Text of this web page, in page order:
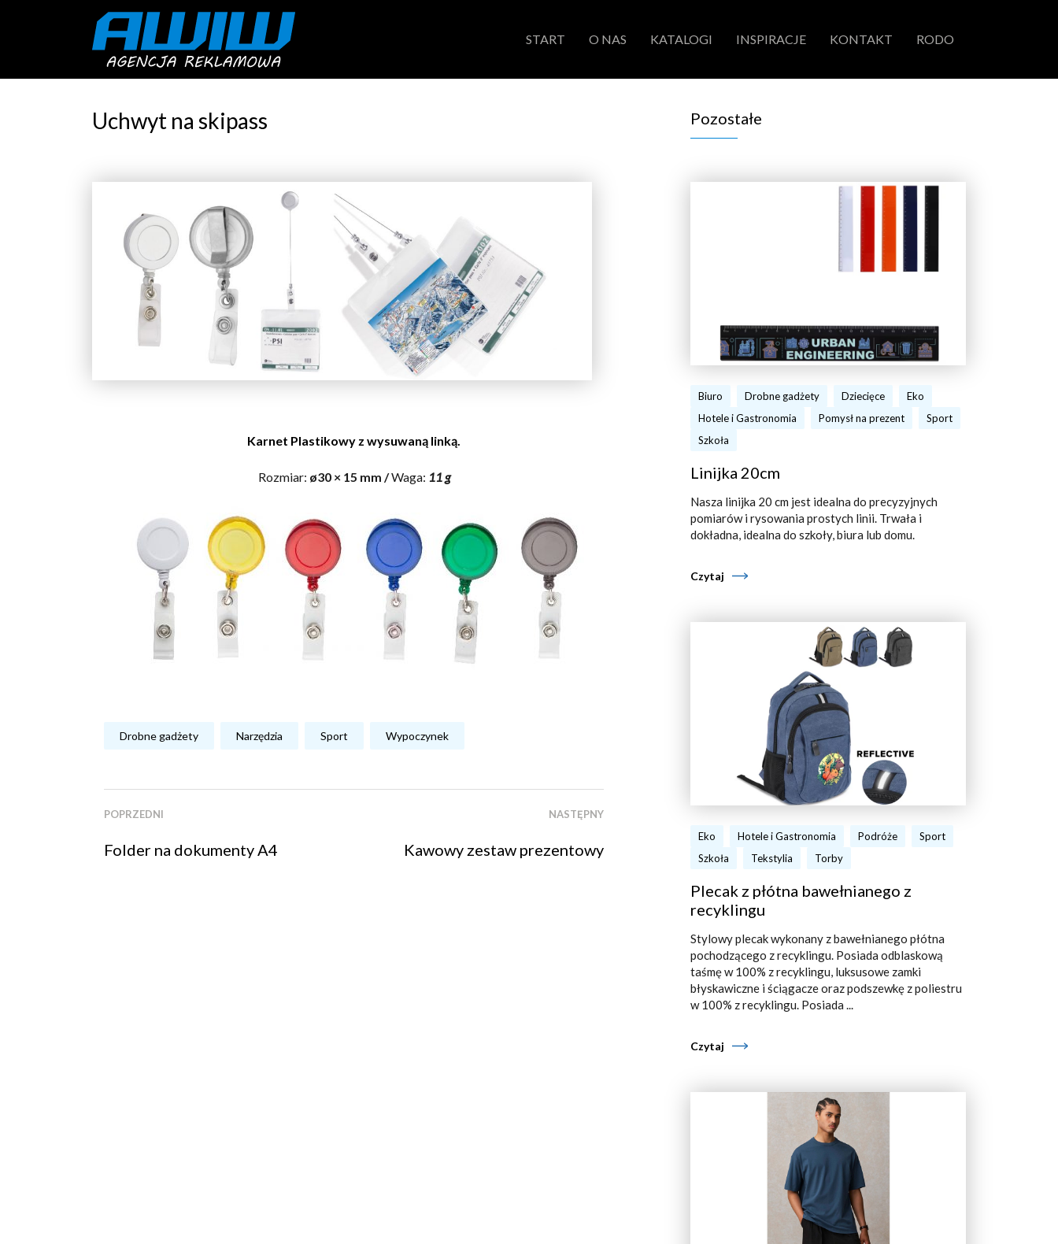
START O NAS KATALOGI INSPIRACJE KONTAKT RODO
Uchwyt na skipass
Karnet Plastikowy z wysuwaną linką.
Rozmiar: ø30 × 15 mm /Waga: 11 g
Drobne gadżety Narzędzia Sport Wypoczynek
POPRZEDNI
Folder na dokumenty A4
NASTĘPNY
Kawowy zestaw prezentowy
Pozostałe
Biuro Drobne gadżety Dziecięce
Eko
Hotele i Gastronomia
Pomysł na prezent
Sport
Szkoła
Linijka 20cm
Nasza linijka 20 cm jest idealna do precyzyjnych
pomiarów i rysowania prostych linii. Trwała i
dokładna, idealna do szkoły, biura lub domu.
Czytaj
Eko Hotele i Gastronomia Podróże
Sport
Szkoła
Tekstylia Torby
Plecak z płótna bawełnianego z
recyklingu
Stylowy plecak wykonany z bawełnianego płótna
pochodzącego z recyklingu. Posiada odblaskową
taśmę w 100% z recyklingu, luksusowe zamki
błyskawiczne i ściągacze oraz podszewkę z poliestru
w 100% z recyklingu. Posiada ...
Czytaj